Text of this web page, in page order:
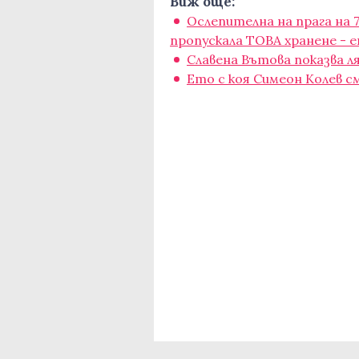
Ослепителна на прага
пропускала ТОВА хранене -
Славена Вътова
Ето с коя Симеон Колев